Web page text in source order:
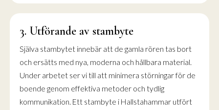
3. Utförande av stambyte
Själva stambytet innebär att de gamla rören tas bort
och ersätts med nya, moderna och hållbara material.
Under arbetet ser vi till att minimera störningar för de
boende genom effektiva metoder och tydlig
kommunikation. Ett stambyte i Hallstahammar utfört